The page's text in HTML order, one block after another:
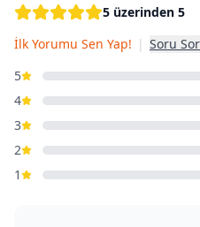
5 üzerinden 5
İlk Yorumu Sen Yap! | Soru Sor
5
4
3
2
1